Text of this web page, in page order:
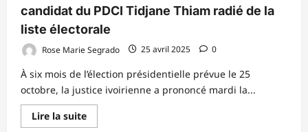
candidat du PDCI Tidjane Thiam radié de la
liste électorale
Rose Marie Segrado 25 avril 2025 0
À six mois de l’élection présidentielle prévue le 25
octobre, la justice ivoirienne a prononcé mardi la...
Lire la suiteEn
savoir